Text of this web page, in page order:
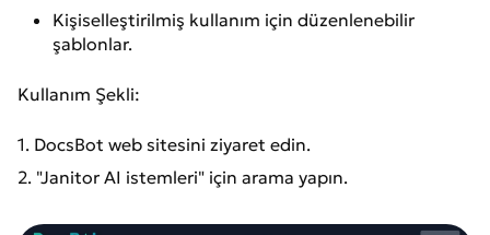
Kişiselleştirilmiş kullanım için düzenlenebilir
şablonlar.
Kullanım Şekli:
1. DocsBot web sitesini ziyaret edin.
2. "Janitor AI istemleri" için arama yapın.